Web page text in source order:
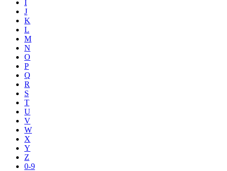
I
J
K
L
M
N
O
P
Q
R
S
T
U
V
W
X
Y
Z
0-9